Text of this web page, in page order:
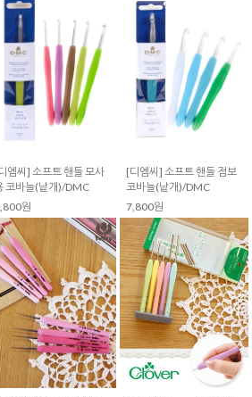
엠씨] 소프트 핸들 모사
코바늘(낱개)/DMC
원
[디엠씨] 소프트 핸들 점보
코바늘(낱개)/DMC
7,800원